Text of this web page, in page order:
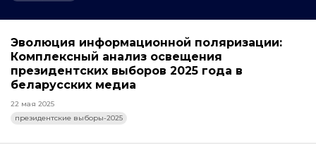
Эволюция информационной поляризации:
Комплексный анализ освещения
президентских выборов 2025 года в
беларусских медиа
22 мая 2025
президентские выборы-2025